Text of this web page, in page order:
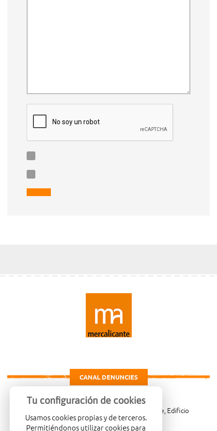
CANAL DENUNCIES
Carretera de Madrid Km. 4, 03007 Alicante, Edificio
Administrativo, planta 3ª
Tu configuración de cookies
Usamos cookies propias y de terceros.
Permitiéndonos utilizar cookies para